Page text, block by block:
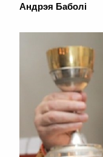
Андрэя Баболі